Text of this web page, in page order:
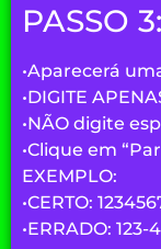
PASSO
•Aparecerá
•DIGITE
•NÃO digite
•Clique em
EXEMPLO:
•CERTO:
•ERRADO: 123-